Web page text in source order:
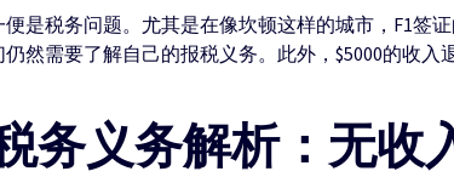
是税务问题。尤其是在像坎顿这样的城市，F1签
然需要了解自己的报税义务。此外，$5000的收
务义务解析：无收